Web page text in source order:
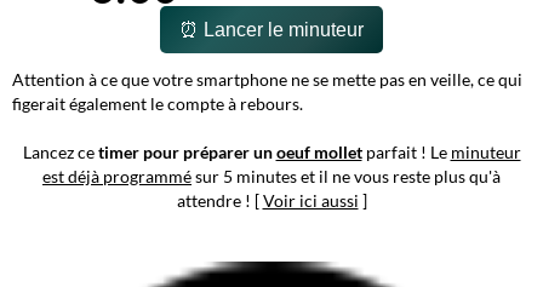
⏰ Lancer le minuteur
Attention à ce que votre smartphone ne se mette pas en veille, ce qui
figerait également le compte à rebours.
Lancez cetimer pour préparer unoeuf molletparfait ! Le minuteur
est déjà programmésur 5 minutes et il ne vous reste plus qu'à
attendre ! [Voir ici aussi ]